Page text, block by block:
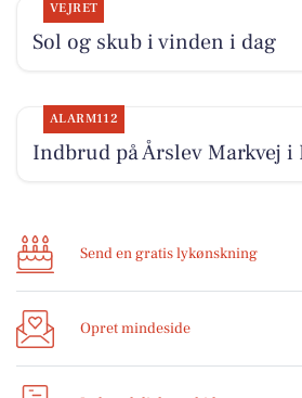
VEJRET
Sol og skub i vinden i dag
ALARM112
Indbrud på Årslev Markvej i
Send en gratis lykønskning
Opret mindeside